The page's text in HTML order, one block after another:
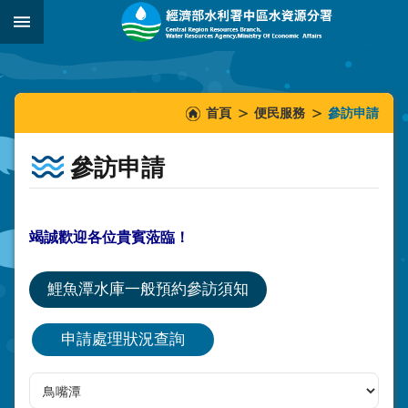
跳到主要內容區塊
::::::
首頁 便民服務 參訪申請
參訪申請
竭誠歡迎各位貴賓蒞臨！
鯉魚潭水庫一般預約參訪須知
申請處理狀況查詢